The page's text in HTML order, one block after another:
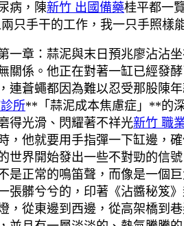
病，陳新竹 出國備藥桂平都一
只手干的工作，我一只手照
一章：蒜泥與末日預兆廖沾沾
關係。他正在對著一缸已經發
連蒼蠅都因為難以忍受那股陳
所**「蒜泥成本焦慮症」**的
得光滑、閃耀著不祥光新竹 職
，他就要用手指彈一下缸邊，
世界開始發出一些不對勁的信
常的鳴笛聲，而像是一個巨
張髒兮兮的，印著《沾醬秘笈
，從東邊到西邊，從高架橋到